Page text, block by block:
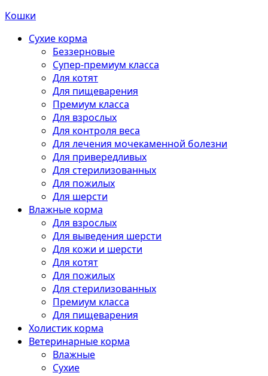
Кошки
Сухие корма
Беззерновые
Супер-премиум класса
Для котят
Для пищеварения
Премиум класса
Для взрослых
Для контроля веса
Для лечения мочекаменной болезни
Для привередливых
Для стерилизованных
Для пожилых
Для шерсти
Влажные корма
Для взрослых
Для выведения шерсти
Для кожи и шерсти
Для котят
Для пожилых
Для стерилизованных
Премиум класса
Для пищеварения
Холистик корма
Ветеринарные корма
Влажные
Сухие